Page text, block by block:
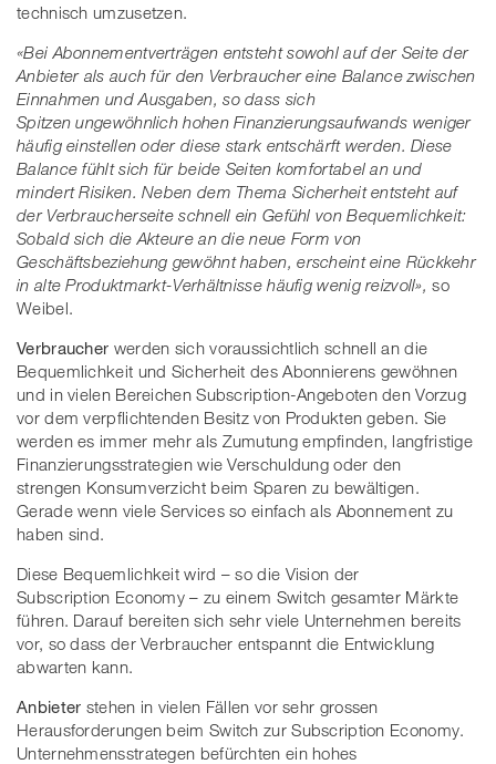
technisch umzusetzen.
«Bei Abonnementverträgen entsteht sowohl auf der Seite der
Anbieter als auch für den Verbraucher eine Balance zwischen
Einnahmen und Ausgaben, so dass sich
Spitzen ungewöhnlich hohen Finanzierungsaufwands weniger
häufig einstellen oder diese stark entschärft werden. Diese
Balance fühlt sich für beide Seiten komfortabel an und
mindert Risiken. Neben dem Thema Sicherheit entsteht auf
der Verbraucherseite schnell ein Gefühl von Bequemlichkeit:
Sobald sich die Akteure an die neue Form von
Geschäftsbeziehung gewöhnt haben, erscheint eine Rückkehr
in alte Produktmarkt-Verhältnisse häufig wenig reizvoll», so
Weibel.
Verbraucher werden sich voraussichtlich schnell an die
Bequemlichkeit und Sicherheit des Abonnierens gewöhnen
und in vielen Bereichen Subscription-Angeboten den Vorzug
vor dem verpflichtenden Besitz von Produkten geben. Sie
werden es immer mehr als Zumutung empfinden, langfristige
Finanzierungsstrategien wie Verschuldung oder den
strengen Konsumverzicht beim Sparen zu bewältigen.
Gerade wenn viele Services so einfach als Abonnement zu
haben sind.
Diese Bequemlichkeit wird – so die Vision der
Subscription Economy – zu einem Switch gesamter Märkte
führen. Darauf bereiten sich sehr viele Unternehmen bereits
vor, so dass der Verbraucher entspannt die Entwicklung
abwarten kann.
Anbieter stehen in vielen Fällen vor sehr grossen
Herausforderungen beim Switch zur Subscription Economy.
Unternehmensstrategen befürchten ein hohes